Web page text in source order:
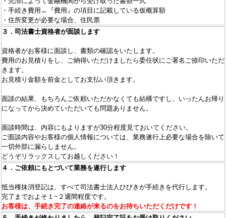
・手続き費用←『費用』の項目に記載している仮概算額
・住所変更が必要な場合、住民票
３．司法書士資格者が面談します
資格者がお客様に面談し、書類の確認をいたします。
費用のお見積りをし、ご納得いただけましたら委任状にご署名ご捺印いただ
きます。
お見積り金額を前金としてお支払い頂きます。
面談の結果、もちろんご依頼いただかなくても結構ですし、いったんお帰り
になってから決めていただいても問題ありません。
面談時間は、内容にもよりますが30分程度見ておいてください。
ご面談内容やお客様の個人情報については、業務遂行上必要な場合を除いて
一切外部に漏らしません。
どうぞリラックスしてお越しください！
４．ご依頼にもとづいて業務を遂行します
抵当権抹消登記は、すべて司法書士法人ひびきが手続きを代行します。
完了までおよそ１~２週間程度です。
お客様は、手続き完了の連絡が来るのをお待ちいただくだけです！